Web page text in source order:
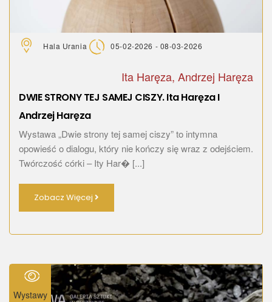
Hala Urania 05-02-2026 - 08-03-2026
Ita Haręza, Andrzej Haręza
DWIE STRONY TEJ SAMEJ CISZY. Ita Haręza I
Andrzej Haręza
Wystawa „Dwie strony tej samej ciszy” to intymna
opowieść o dialogu, który nie kończy się wraz z odejściem.
Twórczość córki – Ity Har� [...]
Zobacz Więcej
Wystawy